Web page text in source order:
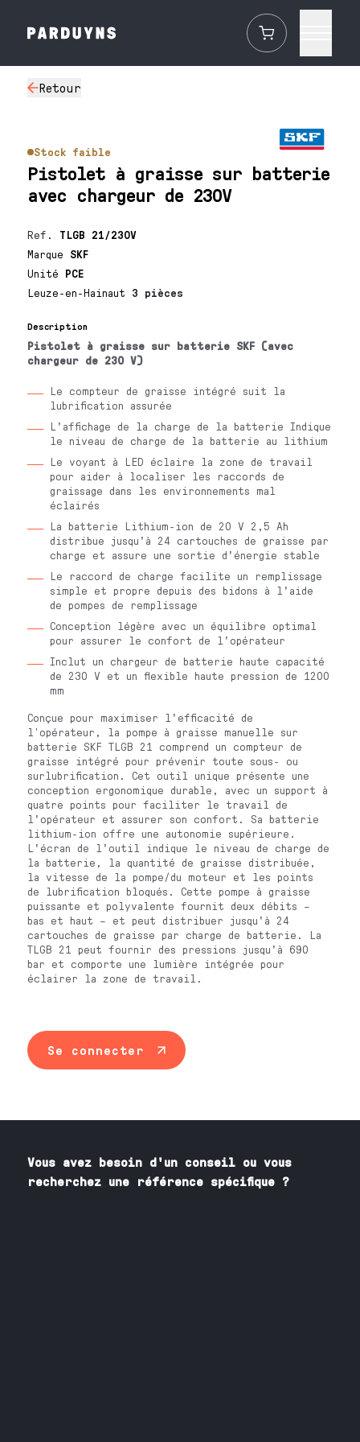
Retour
Stock faible
Pistolet à graisse sur batterie
avec chargeur de 230V
Ref. TLGB 21/230V
Marque SKF
Unité PCE
Leuze-en-Hainaut 3 pièces
Description
Pistolet à graisse sur batterie SKF (avec
chargeur de 230 V)
Le compteur de graisse intégré suit la
lubrification assurée
L'affichage de la charge de la batterie Indique
le niveau de charge de la batterie au lithium
Le voyant à LED éclaire la zone de travail
pour aider à localiser les raccords de
graissage dans les environnements mal
éclairés
La batterie Lithium-ion de 20 V 2,5 Ah
distribue jusqu'à 24 cartouches de graisse par
charge et assure une sortie d'énergie stable
Le raccord de charge facilite un remplissage
simple et propre depuis des bidons à l'aide
de pompes de remplissage
Conception légère avec un équilibre optimal
pour assurer le confort de l'opérateur
Inclut un chargeur de batterie haute capacité
de 230 V et un flexible haute pression de 1200
mm
Conçue pour maximiser l'efficacité de
l’opérateur, la pompe à graisse manuelle sur
batterie SKF TLGB 21 comprend un compteur de
graisse intégré pour prévenir toute sous- ou
surlubrification. Cet outil unique présente une
conception ergonomique durable, avec un support à
quatre points pour faciliter le travail de
l'opérateur et assurer son confort. Sa batterie
lithium-ion offre une autonomie supérieure.
L'écran de l'outil indique le niveau de charge de
la batterie, la quantité de graisse distribuée,
la vitesse de la pompe/du moteur et les points
de lubrification bloqués. Cette pompe à graisse
puissante et polyvalente fournit deux débits –
bas et haut – et peut distribuer jusqu'à 24
cartouches de graisse par charge de batterie. La
TLGB 21 peut fournir des pressions jusqu'à 690
bar et comporte une lumière intégrée pour
éclairer la zone de travail.
Se connecter
Vous avez besoin d'un conseil ou vous
recherchez une référence spécifique ?